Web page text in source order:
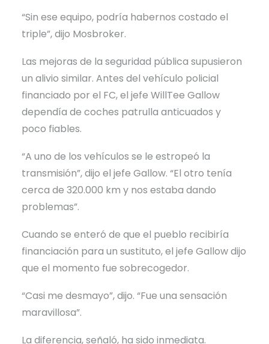
“Sin ese equipo, podría habernos costado el
triple”, dijo Mosbroker.
Las mejoras de la seguridad pública supusieron
un alivio similar. Antes del vehículo policial
financiado por el FC, el jefe WillTee Gallow
dependía de coches patrulla anticuados y
poco fiables.
“A uno de los vehículos se le estropeó la
transmisión”, dijo el jefe Gallow. “El otro tenía
cerca de 320.000 km y nos estaba dando
problemas”.
Cuando se enteró de que el pueblo recibiría
financiación para un sustituto, el jefe Gallow dijo
que el momento fue sobrecogedor.
“Casi me desmayo”, dijo. “Fue una sensación
maravillosa”.
La diferencia, señaló, ha sido inmediata.